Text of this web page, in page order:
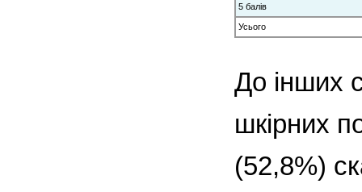
5 балів
Усього
До інших
шкірних
(52,8%)